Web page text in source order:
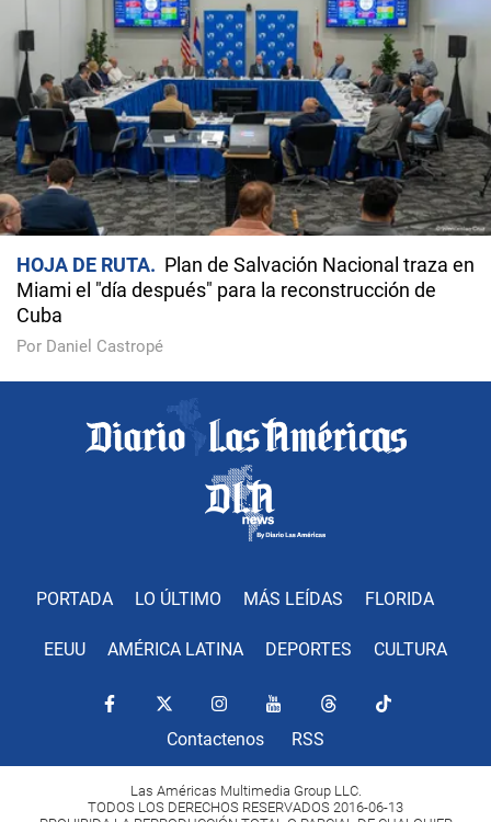
HOJA DE RUTA
Plan de Salvación Nacional traza en
Miami el "día después" para la reconstrucción de
Cuba
Por Daniel Castropé
PORTADA LO ÚLTIMO MÁS LEÍDAS FLORIDA
EEUU AMÉRICA LATINA DEPORTES CULTURA
Contactenos RSS
Las Américas Multimedia Group LLC.
TODOS LOS DERECHOS RESERVADOS 2016-06-13